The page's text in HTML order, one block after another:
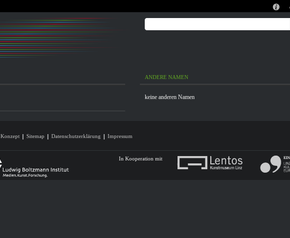
ANDERE NAMEN
keine anderen Namen
Konzept Sitemap Datenschutzerklärung Impressum
In Kooperation mit